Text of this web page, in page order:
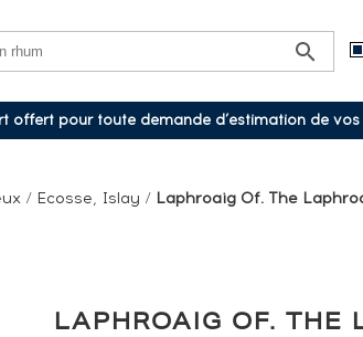
offert pour toute demande d’estimation de
/ Ecosse, Islay / Laphroaig Of. The
LAPHROAIG OF. THE